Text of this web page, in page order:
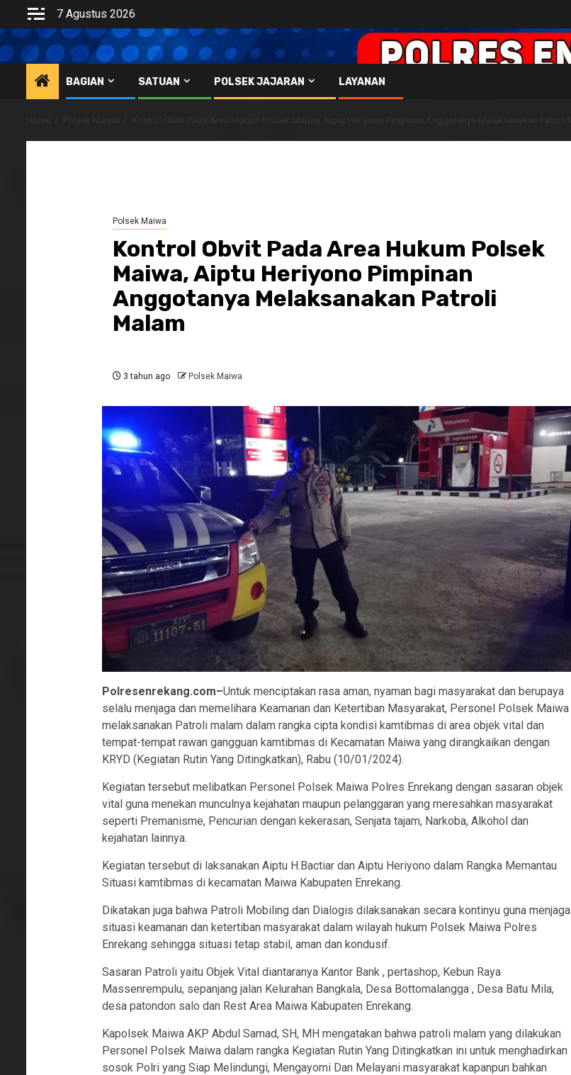
content
7 Agustus 2026
BAGIAN SATUAN POLSEK JAJARAN LAYANAN
Polsek Maiwa
Kontrol Obvit Pada Area Hukum Polsek
Maiwa, Aiptu Heriyono Pimpinan
Anggotanya Melaksanakan Patroli
Malam
3 tahun ago Polsek Maiwa
Polresenrekang.com–Untuk menciptakan rasa aman, nyaman bagi masyarakat dan berupaya
selalu menjaga dan memelihara Keamanan dan Ketertiban Masyarakat, Personel Polsek Maiwa
melaksanakan Patroli malam dalam rangka cipta kondisi kamtibmas di area objek vital dan
tempat-tempat rawan gangguan kamtibmas di Kecamatan Maiwa yang dirangkaikan dengan
KRYD (Kegiatan Rutin Yang Ditingkatkan), Rabu (10/01/2024).
Kegiatan tersebut melibatkan Personel Polsek Maiwa Polres Enrekang dengan sasaran objek
vital guna menekan munculnya kejahatan maupun pelanggaran yang meresahkan masyarakat
seperti Premanisme, Pencurian dengan kekerasan, Senjata tajam, Narkoba, Alkohol dan
kejahatan lainnya.
Kegiatan tersebut di laksanakan Aiptu H.Bactiar dan Aiptu Heriyono dalam Rangka Memantau
Situasi kamtibmas di kecamatan Maiwa Kabupaten Enrekang.
Dikatakan juga bahwa Patroli Mobiling dan Dialogis dilaksanakan secara kontinyu guna menjaga
situasi keamanan dan ketertiban masyarakat dalam wilayah hukum Polsek Maiwa Polres
Enrekang sehingga situasi tetap stabil, aman dan kondusif.
Sasaran Patroli yaitu Objek Vital diantaranya Kantor Bank , pertashop, Kebun Raya
Massenrempulu, sepanjang jalan Kelurahan Bangkala, Desa Bottomalangga , Desa Batu Mila,
desa patondon salo dan Rest Area Maiwa Kabupaten Enrekang.
Kapolsek Maiwa AKP Abdul Samad, SH, MH mengatakan bahwa patroli malam yang dilakukan
Personel Polsek Maiwa dalam rangka Kegiatan Rutin Yang Ditingkatkan ini untuk menghadirkan
sosok Polri yang Siap Melindungi, Mengayomi Dan Melayani masyarakat kapanpun bahkan